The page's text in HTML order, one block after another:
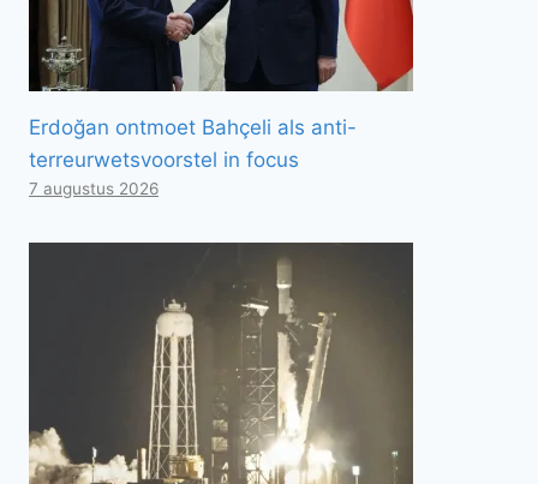
Erdoğan ontmoet Bahçeli als anti-
terreurwetsvoorstel in focus
7 augustus 2026